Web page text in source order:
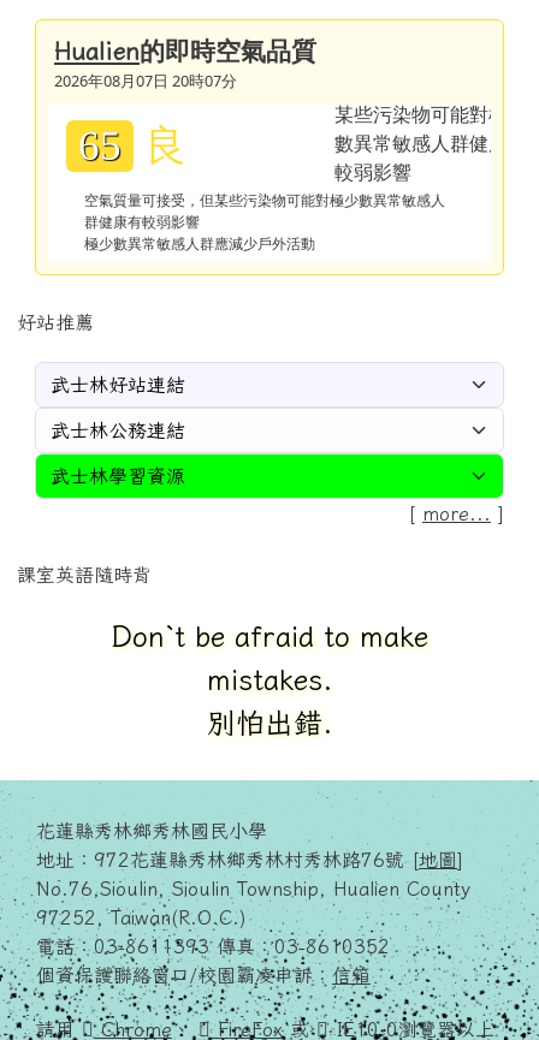
Hualien的即時空氣品質
2026年08月07日 20時07分
65 良
空氣質量可接受，但某些污染物可能對極少數異常敏感人
群健康有較弱影響
極少數異常敏感人群應減少戶外活動
好站推薦
[ more... ]
課室英語隨時背
Let`s give her a big hand.
請給她掌聲鼓勵.
花蓮縣秀林鄉秀林國民小學
地址：972花蓮縣秀林鄉秀林村秀林路76號 [
No.76,Sioulin, Sioulin Township, Hualien County
97252, Taiwan(R.O.C.)
電話：03-8611393 傳真：03-8610352
個資保護聯絡窗口/校園霸凌申訴：
信箱
請用 Chrome、 FireFox或
IE10.0瀏覽器以上
獲得最佳瀏覽效果，謝謝！